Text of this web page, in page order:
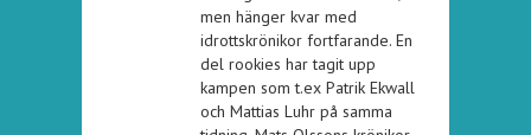
men hänger kvar med
idrottskrönikor fortfarande. En
del rookies har tagit upp
kampen som t.ex Patrik Ekwall
och Mattias Luhr på samma